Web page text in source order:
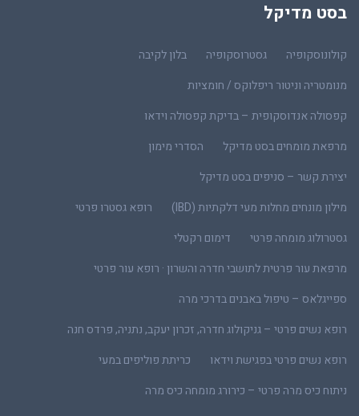
בסט מדיקל
קולונוסקופיה גסטרוסקופיה
בלון לקיבה
מנומטריה וניטור ריפלוקס / חומציות
קפסולה אנדוסקופית – בדיקת קפסולה וידאו
מרפאת מומחים בסט מדיקל
הסדרי מימון
יצירת קשר – סניפים בסט מדיקל
מילון מונחים מחלות מעי דלקתיות (IBD)
רופא גסטרו פרטי
גסטרולוג מומחה פרטי
דימום רקטלי
מרפאת עור פרטית לתושבי חדרה והשרון · רופא עור פרטי
ספייגלאס – טיפול באבנים בדרכי מרה
רופא נשים פרטי – גניקולוג חדרה, זכרון יעקב, נתניה, פרדס חנה
רופא נשים פרטי בפגישת וידאו
כריתת פוליפים במעי
ניתוח כיס מרה פרטי – כירורג מומחה כיס מרה